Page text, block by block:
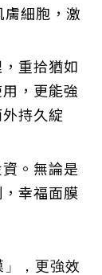
細胞，激
重拾猶如
，更能強
持久綻
。無論是
幸福面膜
，更強效